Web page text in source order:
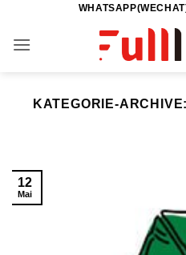
springen
KATEGORIE-ARCHIVE:
12
Mai